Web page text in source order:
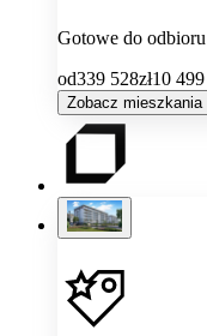
Gotowe do odbioru
od339 528zł10 499
Zobacz mieszkania